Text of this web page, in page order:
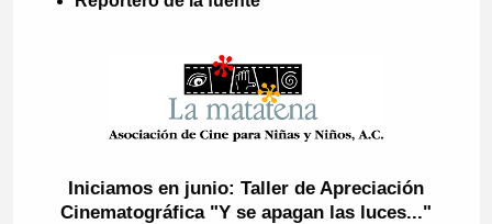
Iniciamos en junio: Taller de Apreciación
Cinematográfica "Y se apagan las luces..."